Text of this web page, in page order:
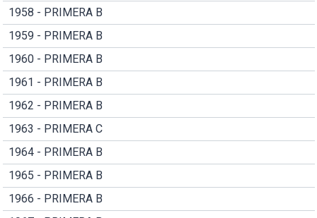
1958 - PRIMERA B
1959 - PRIMERA B
1960 - PRIMERA B
1961 - PRIMERA B
1962 - PRIMERA B
1963 - PRIMERA C
1964 - PRIMERA B
1965 - PRIMERA B
1966 - PRIMERA B